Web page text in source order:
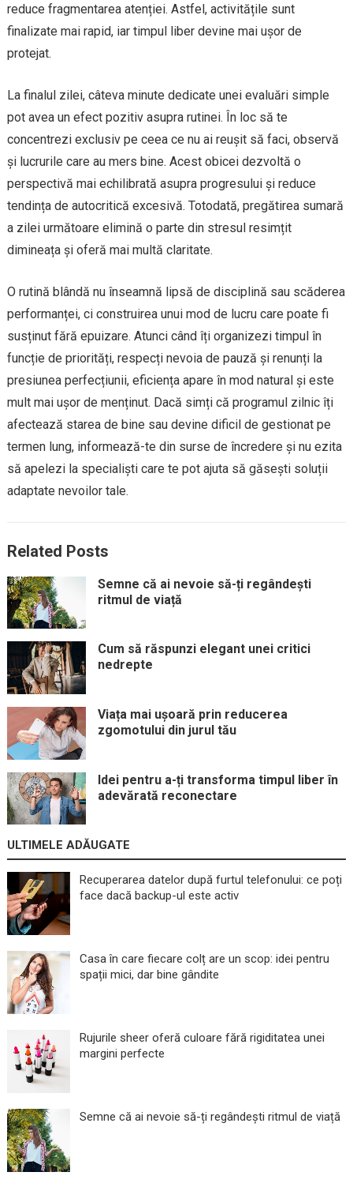
reduce fragmentarea atenției. Astfel, activitățile sunt
finalizate mai rapid, iar timpul liber devine mai ușor de
protejat.
La finalul zilei, câteva minute dedicate unei evaluări simple
pot avea un efect pozitiv asupra rutinei. În loc să te
concentrezi exclusiv pe ceea ce nu ai reușit să faci, observă
și lucrurile care au mers bine. Acest obicei dezvoltă o
perspectivă mai echilibrată asupra progresului și reduce
tendința de autocritică excesivă. Totodată, pregătirea sumară
a zilei următoare elimină o parte din stresul resimțit
dimineața și oferă mai multă claritate.
O rutină blândă nu înseamnă lipsă de disciplină sau scăderea
performanței, ci construirea unui mod de lucru care poate fi
susținut fără epuizare. Atunci când îți organizezi timpul în
funcție de priorități, respecți nevoia de pauză și renunți la
presiunea perfecțiunii, eficiența apare în mod natural și este
mult mai ușor de menținut. Dacă simți că programul zilnic îți
afectează starea de bine sau devine dificil de gestionat pe
termen lung, informează-te din surse de încredere și nu ezita
să apelezi la specialiști care te pot ajuta să găsești soluții
adaptate nevoilor tale.
Related Posts
Semne că ai nevoie să-ți regândești
ritmul de viață
Cum să răspunzi elegant unei critici
nedrepte
Viața mai ușoară prin reducerea
zgomotului din jurul tău
Idei pentru a-ți transforma timpul liber în
adevărată reconectare
ULTIMELE ADĂUGATE
Recuperarea datelor după furtul telefonului: ce poți
face dacă backup-ul este activ
Casa în care fiecare colț are un scop: idei pentru
spații mici, dar bine gândite
Rujurile sheer oferă culoare fără rigiditatea unei
margini perfecte
Semne că ai nevoie să-ți regândești ritmul de viață